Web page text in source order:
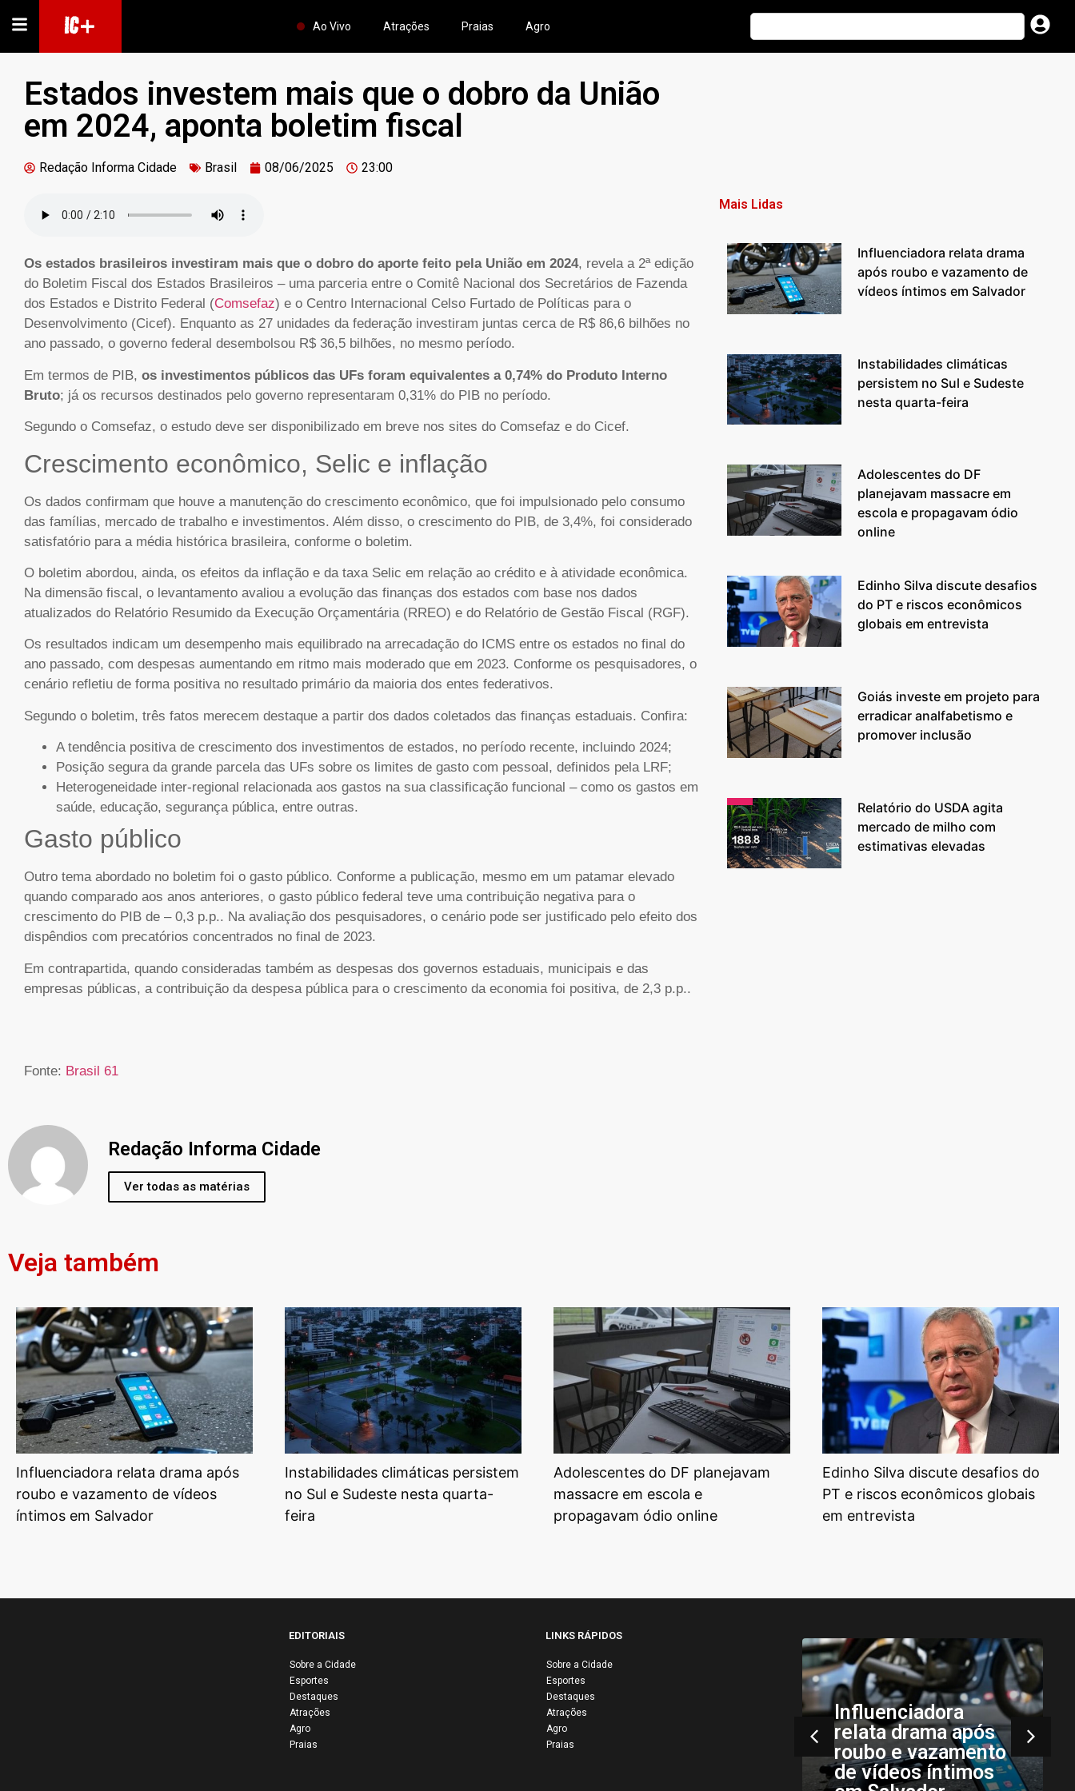
IC+ Ao Vivo Atrações Praias Agro
Estados investem mais que o dobro da União
em 2024, aponta boletim fiscal
Redação Informa Cidade Brasil 08/06/2025 23:00
Os estados brasileiros investiram mais que o dobro do aporte feito pela União em 2024, revela a 2ª edição
do Boletim Fiscal dos Estados Brasileiros – uma parceria entre o Comitê Nacional dos Secretários de Fazenda
dos Estados e Distrito Federal (Comsefaz) e o Centro Internacional Celso Furtado de Políticas para o
Desenvolvimento (Cicef). Enquanto as 27 unidades da federação investiram juntas cerca de R$ 86,6 bilhões no
ano passado, o governo federal desembolsou R$ 36,5 bilhões, no mesmo período.
Em termos de PIB, os investimentos públicos das UFs foram equivalentes a 0,74% do Produto Interno
Bruto; já os recursos destinados pelo governo representaram 0,31% do PIB no período.
Segundo o Comsefaz, o estudo deve ser disponibilizado em breve nos sites do Comsefaz e do Cicef.
Crescimento econômico, Selic e inflação
Os dados confirmam que houve a manutenção do crescimento econômico, que foi impulsionado pelo consumo
das famílias, mercado de trabalho e investimentos. Além disso, o crescimento do PIB, de 3,4%, foi considerado
satisfatório para a média histórica brasileira, conforme o boletim.
O boletim abordou, ainda, os efeitos da inflação e da taxa Selic em relação ao crédito e à atividade econômica.
Na dimensão fiscal, o levantamento avaliou a evolução das finanças dos estados com base nos dados
atualizados do Relatório Resumido da Execução Orçamentária (RREO) e do Relatório de Gestão Fiscal (RGF).
Os resultados indicam um desempenho mais equilibrado na arrecadação do ICMS entre os estados no final do
ano passado, com despesas aumentando em ritmo mais moderado que em 2023. Conforme os pesquisadores, o
cenário refletiu de forma positiva no resultado primário da maioria dos entes federativos.
Segundo o boletim, três fatos merecem destaque a partir dos dados coletados das finanças estaduais. Confira:
A tendência positiva de crescimento dos investimentos de estados, no período recente, incluindo 2024;
Posição segura da grande parcela das UFs sobre os limites de gasto com pessoal, definidos pela LRF;
Heterogeneidade inter-regional relacionada aos gastos na sua classificação funcional – como os gastos em
saúde, educação, segurança pública, entre outras.
Gasto público
Outro tema abordado no boletim foi o gasto público. Conforme a publicação, mesmo em um patamar elevado
quando comparado aos anos anteriores, o gasto público federal teve uma contribuição negativa para o
crescimento do PIB de – 0,3 p.p.. Na avaliação dos pesquisadores, o cenário pode ser justificado pelo efeito dos
dispêndios com precatórios concentrados no final de 2023.
Em contrapartida, quando consideradas também as despesas dos governos estaduais, municipais e das
empresas públicas, a contribuição da despesa pública para o crescimento da economia foi positiva, de 2,3 p.p..
Fonte: Brasil 61
Mais Lidas
Influenciadora relata drama
após roubo e vazamento de
vídeos íntimos em Salvador
Instabilidades climáticas
persistem no Sul e Sudeste
nesta quarta-feira
Adolescentes do DF
planejavam massacre em
escola e propagavam ódio
online
Edinho Silva discute desafios
do PT e riscos econômicos
globais em entrevista
Goiás investe em projeto para
erradicar analfabetismo e
promover inclusão
Relatório do USDA agita
mercado de milho com
estimativas elevadas
Redação Informa Cidade
Ver todas as matérias
Veja também
Influenciadora relata drama após
roubo e vazamento de vídeos
íntimos em Salvador
Instabilidades climáticas persistem
no Sul e Sudeste nesta quarta-
feira
Adolescentes do DF planejavam
massacre em escola e
propagavam ódio online
Edinho Silva discute desafios do
PT e riscos econômicos globais
em entrevista
EDITORIAIS
Sobre a Cidade
Esportes
Destaques
Atrações
Agro
Praias
LINKS RÁPIDOS
Sobre a Cidade
Esportes
Destaques
Atrações
Agro
Praias
discute desafios do
Influenciadora
relata drama após
roubo e vazamento
de vídeos íntimos
Instabilidades
climáticas
persistem no
Sudeste nesta